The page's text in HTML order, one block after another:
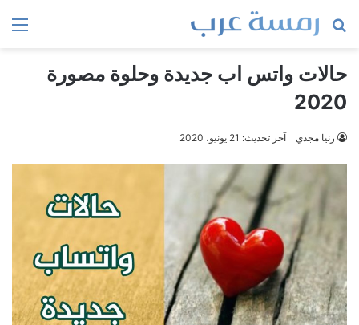
بحث
حالات واتس اب جديدة وحلوة مصورة
2020
رنيا مجدي آخر تحديث: 21 يونيو، 2020